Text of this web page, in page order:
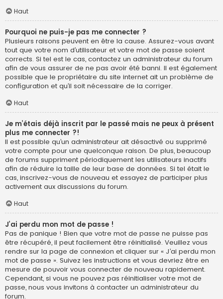
Haut
Pourquoi ne puis-je pas me connecter ?
Plusieurs raisons peuvent en être la cause. Assurez-vous avant
tout que votre nom d’utilisateur et votre mot de passe soient
corrects. Si tel est le cas, contactez un administrateur du forum
afin de vous assurer de ne pas avoir été banni. Il est également
possible que le propriétaire du site internet ait un problème de
configuration et qu’il soit nécessaire de la corriger.
Haut
Je m’étais déjà inscrit par le passé mais ne peux à présent
plus me connecter ?!
Il est possible qu’un administrateur ait désactivé ou supprimé
votre compte pour une quelconque raison. De plus, beaucoup
de forums suppriment périodiquement les utilisateurs inactifs
afin de réduire la taille de leur base de données. Si tel était le
cas, inscrivez-vous de nouveau et essayez de participer plus
activement aux discussions du forum.
Haut
J’ai perdu mon mot de passe !
Pas de panique ! Bien que votre mot de passe ne puisse pas
être récupéré, il peut facilement être réinitialisé. Veuillez vous
rendre sur la page de connexion et cliquer sur « J’ai perdu mon
mot de passe ». Suivez les instructions et vous devriez être en
mesure de pouvoir vous connecter de nouveau rapidement.
Cependant, si vous ne pouvez pas réinitialiser votre mot de
passe, nous vous invitons à contacter un administrateur du
forum.